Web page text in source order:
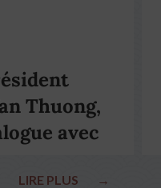
Thuong,
avec
LIRE PLUS →